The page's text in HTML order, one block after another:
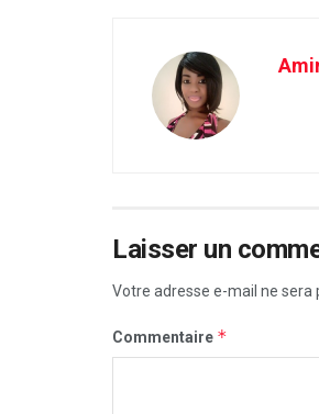
Laisser un
Votre adresse e-mail ne sera
Commentaire *